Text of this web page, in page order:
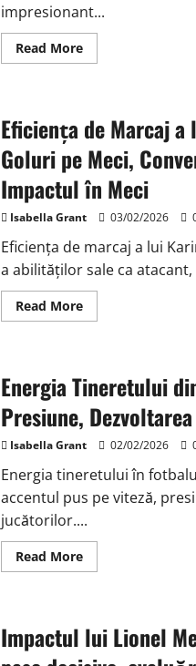
impresionant...
Read MoreRead
more
al
lui
Harry
Kane:
Goluri
pe
meci,
Precizia
șuturilor,
Crearea
jocului
Eficiența de Marcaj a
Goluri pe Meci,
Impactul în Meci
Isabella Grant 03/02/2026
Eficiența de marcaj a lui
a abilităților sale ca atacant,
Read MoreRead
more
a
lui
Karim
Benzema:
Goluri
pe
Conversia
Șuturilor,
Impactul
în
Meci
Energia Tineretului
Presiune,
Isabella Grant 02/02/2026
Energia tineretului în
accentul pus pe viteză,
jucătorilor....
Read MoreRead
more
SUA:
Ritm,
Presiune,
Impactul lui Lionel